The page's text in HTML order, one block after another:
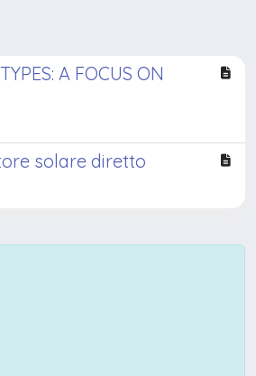
A FOCUS ON
solare diretto